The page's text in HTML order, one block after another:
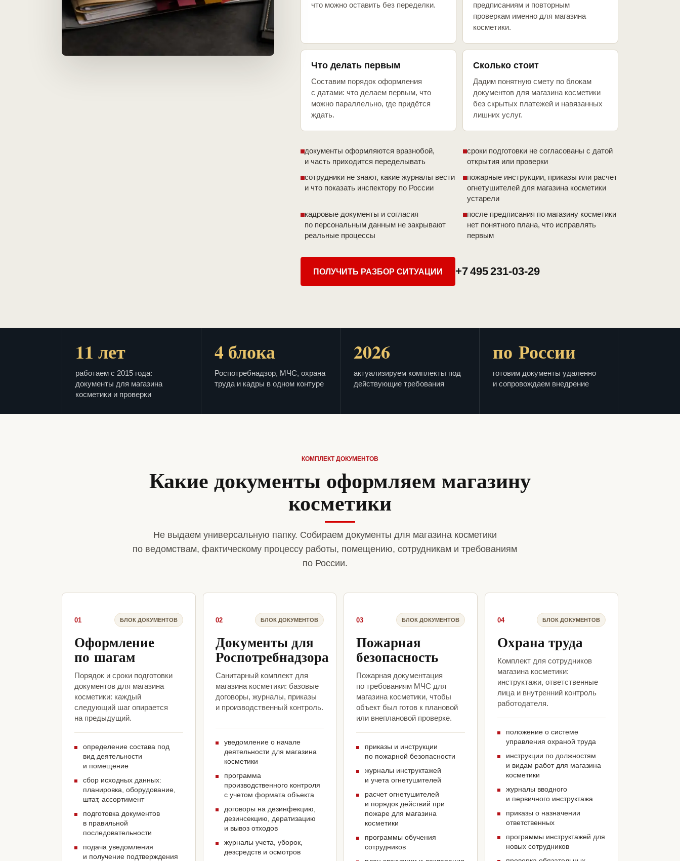
что можно оставить без переделки.
предписаниям и повторным
проверкам именно для магазина
косметики.
Что делать первым
Составим порядок оформления
с датами: что делаем первым, что
можно параллельно, где придётся
ждать.
Сколько стоит
Дадим понятную смету по блокам
документов для магазина косметики
без скрытых платежей и навязанных
лишних услуг.
документы оформляются вразнобой,
и часть приходится переделывать
сроки подготовки не согласованы с датой
открытия или проверки
сотрудники не знают, какие журналы вести
и что показать инспектору по России
пожарные инструкции, приказы или расчет
огнетушителей для магазина косметики
устарели
кадровые документы и согласия
по персональным данным не закрывают
реальные процессы
после предписания по магазину косметики
нет понятного плана, что исправлять
первым
ПОЛУЧИТЬ РАЗБОР СИТУАЦИИ +7 495 231-03-29
11 лет
работаем с 2015 года:
документы для магазина
косметики и проверки
4 блока
Роспотребнадзор, МЧС, охрана
труда и кадры в одном контуре
2026
актуализируем комплекты под
действующие требования
по России
готовим документы удаленно
и сопровождаем внедрение
КОМПЛЕКТ ДОКУМЕНТОВ
Какие документы оформляем магазину
косметики
Не выдаем универсальную папку. Собираем документы для магазина косметики
по ведомствам, фактическому процессу работы, помещению, сотрудникам и требованиям
по России.
01 БЛОК ДОКУМЕНТОВ
Оформление
по шагам
Порядок и сроки подготовки
документов для магазина
косметики: каждый
следующий шаг опирается
на предыдущий.
определение состава под
вид деятельности
и помещение
сбор исходных данных:
планировка, оборудование,
штат, ассортимент
подготовка документов
в правильной
последовательности
подача уведомления
и получение подтверждения
02 БЛОК ДОКУМЕНТОВ
Документы для
Роспотребнадзора
Санитарный комплект для
магазина косметики: базовые
договоры, журналы, приказы
и производственный контроль.
уведомление о начале
деятельности для магазина
косметики
программа
производственного контроля
с учетом формата объекта
договоры на дезинфекцию,
дезинсекцию, дератизацию
и вывоз отходов
журналы учета, уборок,
дезсредств и осмотров
03 БЛОК ДОКУМЕНТОВ
Пожарная
безопасность
Пожарная документация
по требованиям МЧС для
магазина косметики, чтобы
объект был готов к плановой
или внеплановой проверке.
приказы и инструкции
по пожарной безопасности
журналы инструктажей
и учета огнетушителей
расчет огнетушителей
и порядок действий при
пожаре для магазина
косметики
программы обучения
сотрудников
04 БЛОК ДОКУМЕНТОВ
Охрана труда
Комплект для сотрудников
магазина косметики:
инструктажи, ответственные
лица и внутренний контроль
работодателя.
положение о системе
управления охраной труда
инструкции по должностям
и видам работ для магазина
косметики
журналы вводного
и первичного инструктажа
приказы о назначении
ответственных
программы инструктажей для
новых сотрудников